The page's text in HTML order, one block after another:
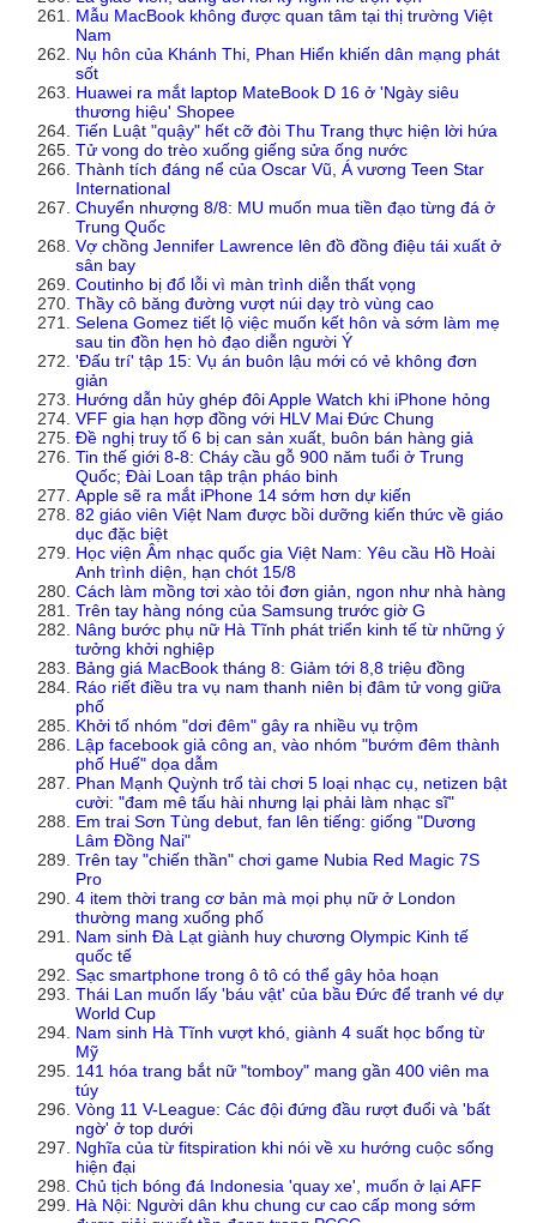
Mẫu MacBook không được quan tâm tại thị trường Việt
Nam
Nụ hôn của Khánh Thi, Phan Hiển khiến dân mạng phát
sốt
Huawei ra mắt laptop MateBook D 16 ở 'Ngày siêu
thương hiệu' Shopee
Tiến Luật "quậy" hết cỡ đòi Thu Trang thực hiện lời hứa
Tử vong do trèo xuống giếng sửa ống nước
Thành tích đáng nể của Oscar Vũ, Á vương Teen Star
International
Chuyển nhượng 8/8: MU muốn mua tiền đạo từng đá ở
Trung Quốc
Vợ chồng Jennifer Lawrence lên đồ đồng điệu tái xuất ở
sân bay
Coutinho bị đổ lỗi vì màn trình diễn thất vọng
Thầy cô băng đường vượt núi dạy trò vùng cao
Selena Gomez tiết lộ việc muốn kết hôn và sớm làm mẹ
sau tin đồn hẹn hò đạo diễn người Ý
'Đấu trí' tập 15: Vụ án buôn lậu mới có vẻ không đơn
giản
Hướng dẫn hủy ghép đôi Apple Watch khi iPhone hỏng
VFF gia hạn hợp đồng với HLV Mai Đức Chung
Đề nghị truy tố 6 bị can sản xuất, buôn bán hàng giả
Tin thế giới 8-8: Cháy cầu gỗ 900 năm tuổi ở Trung
Quốc; Đài Loan tập trận pháo binh
Apple sẽ ra mắt iPhone 14 sớm hơn dự kiến
82 giáo viên Việt Nam được bồi dưỡng kiến thức về giáo
dục đặc biệt
Học viện Âm nhạc quốc gia Việt Nam: Yêu cầu Hồ Hoài
Anh trình diện, hạn chót 15/8
Cách làm mồng tơi xào tỏi đơn giản, ngon như nhà hàng
Trên tay hàng nóng của Samsung trước giờ G
Nâng bước phụ nữ Hà Tĩnh phát triển kinh tế từ những ý
tưởng khởi nghiệp
Bảng giá MacBook tháng 8: Giảm tới 8,8 triệu đồng
Ráo riết điều tra vụ nam thanh niên bị đâm tử vong giữa
phố
Khởi tố nhóm "dơi đêm" gây ra nhiều vụ trộm
Lập facebook giả công an, vào nhóm "bướm đêm thành
phố Huế" dọa dẫm
Phan Mạnh Quỳnh trổ tài chơi 5 loại nhạc cụ, netizen bật
cười: "đam mê tấu hài nhưng lại phải làm nhạc sĩ"
Em trai Sơn Tùng debut, fan lên tiếng: giống "Dương
Lâm Đồng Nai"
Trên tay "chiến thần" chơi game Nubia Red Magic 7S
Pro
4 item thời trang cơ bản mà mọi phụ nữ ở London
thường mang xuống phố
Nam sinh Đà Lạt giành huy chương Olympic Kinh tế
quốc tế
Sạc smartphone trong ô tô có thể gây hỏa hoạn
Thái Lan muốn lấy 'báu vật' của bầu Đức để tranh vé dự
World Cup
Nam sinh Hà Tĩnh vượt khó, giành 4 suất học bổng từ
Mỹ
141 hóa trang bắt nữ "tomboy" mang gần 400 viên ma
túy
Vòng 11 V-League: Các đội đứng đầu rượt đuổi và 'bất
ngờ' ở top dưới
Nghĩa của từ fitspiration khi nói về xu hướng cuộc sống
hiện đại
Chủ tịch bóng đá Indonesia 'quay xe', muốn ở lại AFF
Hà Nội: Người dân khu chung cư cao cấp mong sớm